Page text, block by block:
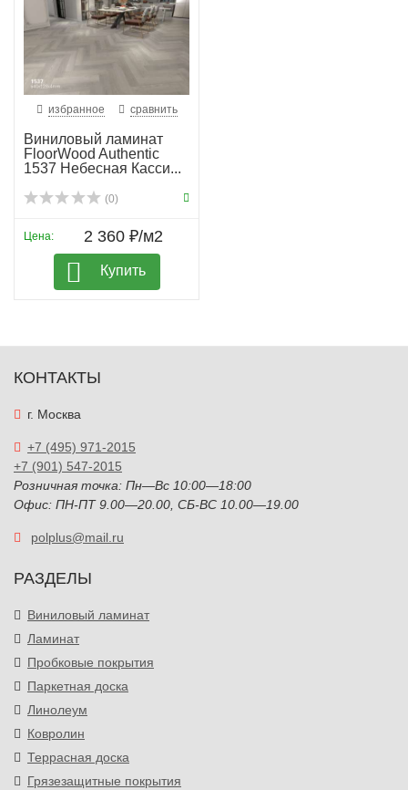
избранное сравнить
Виниловый ламинат
FloorWood Authentic
1537 Небесная Касси...
(0)
Цена: 2 360 ₽/м2
Купить
КОНТАКТЫ
г. Москва
+7 (495) 971-2015
+7 (901) 547-2015
Розничная точка: Пн—Вс 10:00—18:00
Офис: ПН-ПТ 9.00—20.00, СБ-ВС 10.00—19.00
polplus@mail.ru
РАЗДЕЛЫ
Виниловый ламинат
Ламинат
Пробковые покрытия
Паркетная доска
Линолеум
Ковролин
Террасная доска
Грязезащитные покрытия